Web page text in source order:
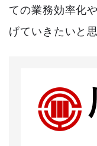
ての業務効率化
げていきたいと